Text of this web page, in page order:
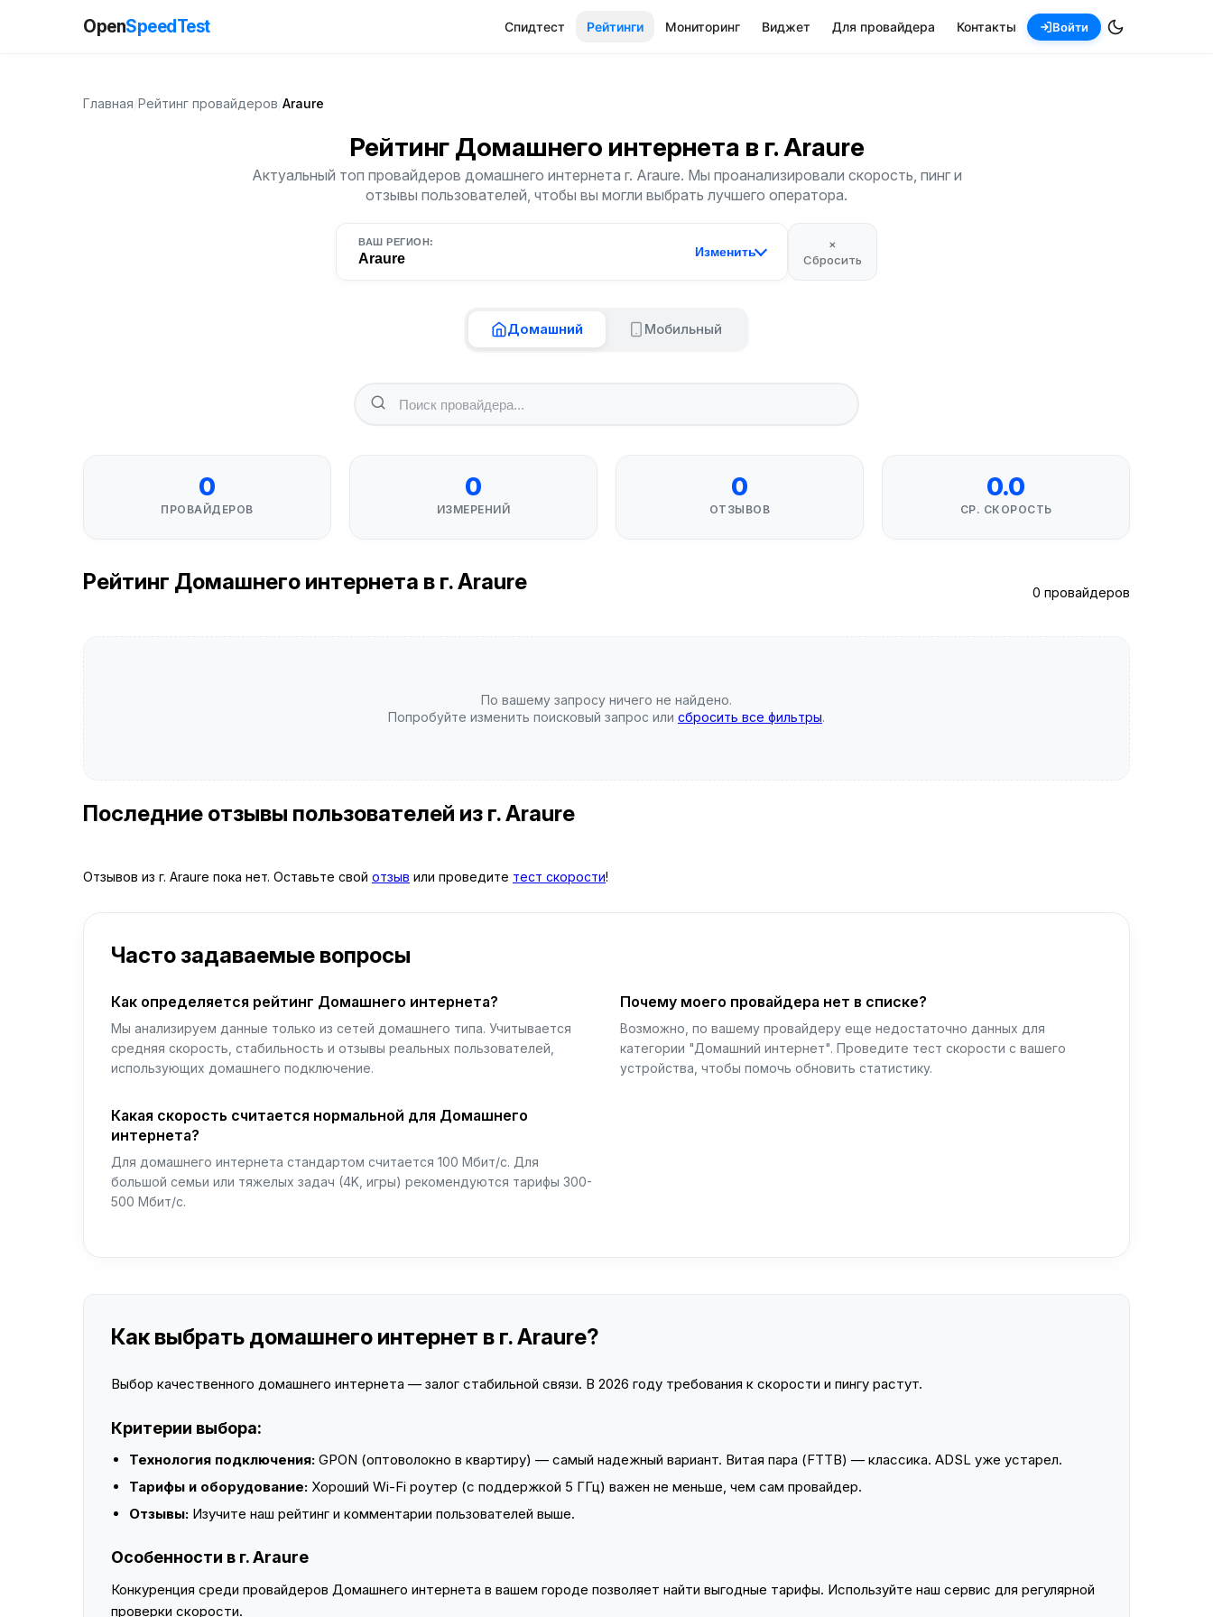
OpenSpeedTest Спидтест Рейтинги Мониторинг Виджет Для провайдера Контакты Войти
Главная Рейтинг провайдеров Araure
Рейтинг Домашнего интернета в г. Araure
Актуальный топ провайдеров домашнего интернета г. Araure. Мы проанализировали скорость, пинг и
отзывы пользователей, чтобы вы могли выбрать лучшего оператора.
ВАШ РЕГИОН:
Araure Изменить
×
Сбросить
Домашний Мобильный
0
ПРОВАЙДЕРОВ
0
ИЗМЕРЕНИЙ
0
ОТЗЫВОВ
0.0
СР. СКОРОСТЬ
Рейтинг Домашнего интернета в г. Araure 0 провайдеров
По вашему запросу ничего не найдено.
Попробуйте изменить поисковый запрос или сбросить все фильтры.
Последние отзывы пользователей из г. Araure
Отзывов из г. Araure пока нет. Оставьте свой отзыв или проведите тест скорости!
Часто задаваемые вопросы
Как определяется рейтинг Домашнего интернета?
Мы анализируем данные только из сетей домашнего типа. Учитывается
средняя скорость, стабильность и отзывы реальных пользователей,
использующих домашнего подключение.
Почему моего провайдера нет в списке?
Возможно, по вашему провайдеру еще недостаточно данных для
категории "Домашний интернет". Проведите тест скорости с вашего
устройства, чтобы помочь обновить статистику.
Какая скорость считается нормальной для Домашнего
интернета?
Для домашнего интернета стандартом считается 100 Мбит/с. Для
большой семьи или тяжелых задач (4K, игры) рекомендуются тарифы 300-
500 Мбит/с.
Как выбрать домашнего интернет в г. Araure?
Выбор качественного домашнего интернета — залог стабильной связи. В 2026 году требования к скорости и пингу растут.
Критерии выбора:
Технология подключения: GPON (оптоволокно в квартиру) — самый надежный вариант. Витая пара (FTTB) — классика. ADSL уже устарел.
Тарифы и оборудование: Хороший Wi-Fi роутер (с поддержкой 5 ГГц) важен не меньше, чем сам провайдер.
Отзывы: Изучите наш рейтинг и комментарии пользователей выше.
Особенности в г. Araure
Конкуренция среди провайдеров Домашнего интернета в вашем городе позволяет найти выгодные тарифы. Используйте наш сервис для регулярной
проверки скорости.